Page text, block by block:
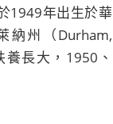
1949年出生於華
納州（Durham,
長大，1950、
以及學校圖書館